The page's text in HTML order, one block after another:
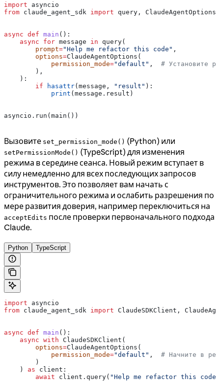
import asyncio
from claude_agent_sdk import query, ClaudeAgentOptions
async def main ():
    async
for message in query(
        prompt
="Help me refactor this code" ,
        options
=ClaudeAgentOptions(
            permission_mode
="default" , # Установите
        ),
    ):
        if
hasattr(message, "result" ):
            print
(message.result)
asyncio.run(main())
Вызовите set_permission_mode() (Python) или
setPermissionMode() (TypeScript) для изменения
режима в середине сеанса. Новый режим вступает в
силу немедленно для всех последующих запросов
инструментов. Это позволяет вам начать с
ограничительного режима и ослабить разрешения по
мере развития доверия, например переключиться на
acceptEdits после проверки первоначального подхода
Claude.
Python TypeScript
import asyncio
from claude_agent_sdk import ClaudeSDKClient,
async def main ():
    async
with ClaudeSDKClient(
        options
=ClaudeAgentOptions(
            permission_mode
="default" , # Начните в
        )
    )
as client:
        await
client.query( "Help me refactor this code"